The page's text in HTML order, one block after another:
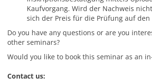
Kaufvorgang. Wird der Nachweis
sich der Preis für die Prüfung auf den
Do you have any questions or are you
other seminars?
Would you like to book this seminar as an
Contact us: